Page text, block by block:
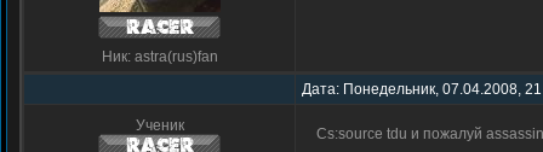
Ник: astra(rus)fan
Дата: Понедельник, 07.04.2008,
Ученик Cs:source tdu и пожалуй